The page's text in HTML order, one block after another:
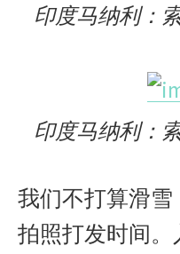
印度马纳利：
印度马纳利：
我们不打算滑
拍照打发时间